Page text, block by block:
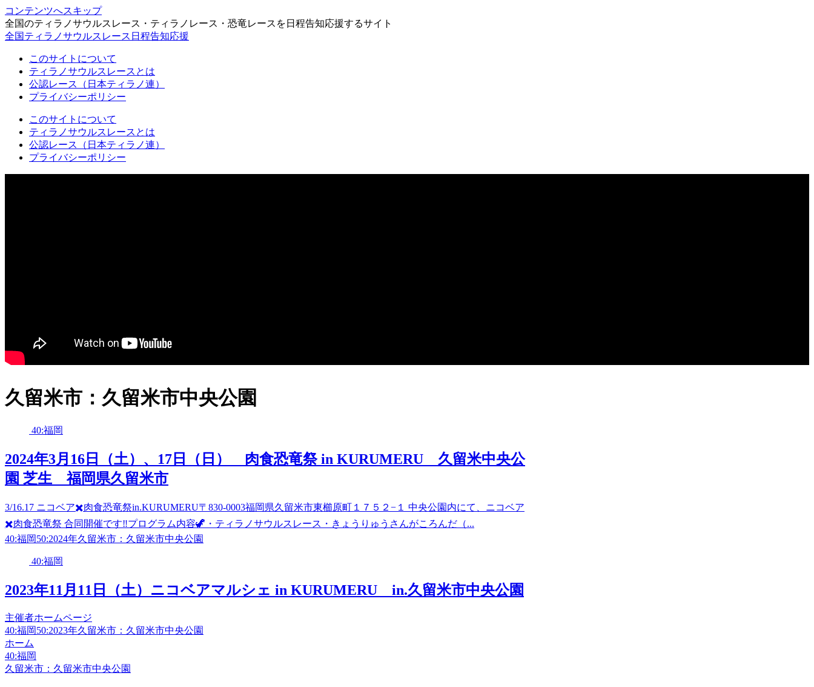
コンテンツへスキップ
全国のティラノサウルスレース・ティラノレース・恐竜レースを日程告知応援するサイト
全国ティラノサウルスレース日程告知応援
このサイトについて
ティラノサウルスレースとは
公認レース（日本ティラノ連）
プライバシーポリシー
このサイトについて
ティラノサウルスレースとは
公認レース（日本ティラノ連）
プライバシーポリシー
久留米市：久留米市中央公園
40:福岡
2024年3月16日（土）、17日（日） 肉食恐竜祭 in KURUMERU 久留米中央公
園 芝生 福岡県久留米市
3/16.17 ニコベア✖️肉食恐竜祭in.KURUMERU〒830-0003福岡県久留米市東櫛原町１７５２−１ 中央公園内にて、ニコベア
✖️肉食恐竜祭 合同開催です‼︎プログラム内容🦖・ティラノサウルスレース・きょうりゅうさんがころんだ（...
40:福岡50:2024年久留米市：久留米市中央公園
40:福岡
2023年11月11日（土）ニコベアマルシェ in KURUMERU in.久留米市中央公園
主催者ホームページ
40:福岡50:2023年久留米市：久留米市中央公園
ホーム
40:福岡
久留米市：久留米市中央公園